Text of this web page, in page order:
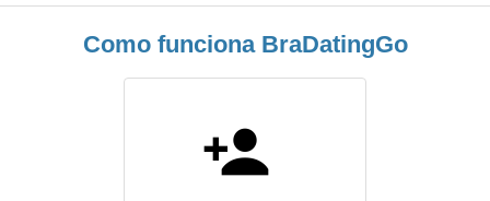
Como funciona BraDatingGo